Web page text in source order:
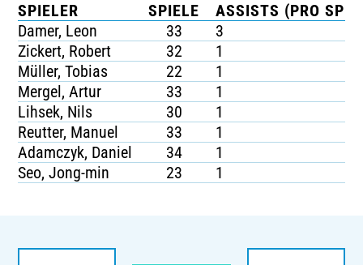
SPIELER SPIELE
ASSISTS (PRO
Damer, Leon
33
3
Zickert, Robert
32
1
Müller, Tobias
22
1
Mergel, Artur
33
1
Lihsek, Nils
30
1
Reutter, Manuel
33
1
Adamczyk, Daniel
34
1
Seo, Jong-min
23 1